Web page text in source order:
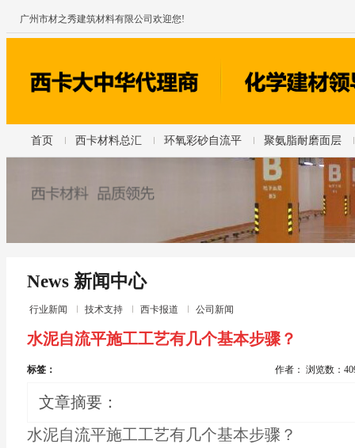
广州市材之秀建筑材料有限公司欢迎您!
首页 西卡材料总汇 环氧彩砂自流平 聚氨脂耐磨面层
News 新闻中心
行业新闻 技术支持 西卡报道 公司新闻
水泥自流平施工工艺有几个基本步骤？
标签： 作者： 浏览数：
文章摘要：
水泥自流平施工工艺有几个基本步骤？